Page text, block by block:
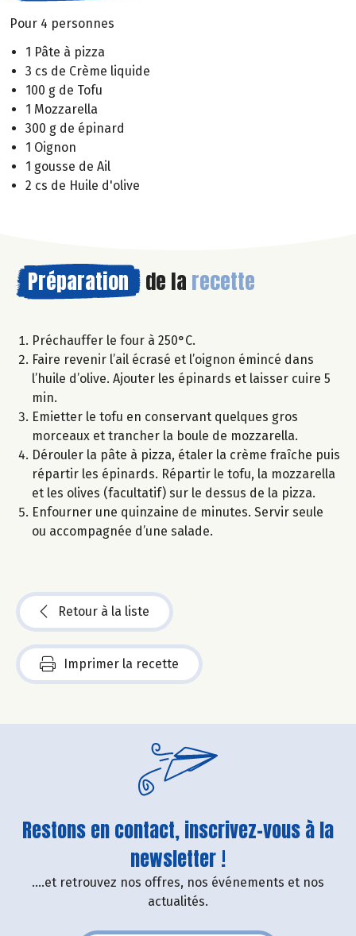
Pour 4 personnes
1 Pâte à pizza
3 cs de Crème liquide
100 g de Tofu
1 Mozzarella
300 g de épinard
1 Oignon
1 gousse de Ail
2 cs de Huile d'olive
Préparation de la recette
Préchauffer le four à 250°C.
Faire revenir l’ail écrasé et l’oignon émincé dans
l’huile d’olive. Ajouter les épinards et laisser cuire 5
min.
Emietter le tofu en conservant quelques gros
morceaux et trancher la boule de mozzarella.
Dérouler la pâte à pizza, étaler la crème fraîche puis
répartir les épinards. Répartir le tofu, la mozzarella
et les olives (facultatif) sur le dessus de la pizza.
Enfourner une quinzaine de minutes. Servir seule
ou accompagnée d’une salade.
Retour à la liste
Imprimer la recette
Restons en contact, inscrivez-vous à la
newsletter !
....et retrouvez nos offres, nos événements et nos
actualités.